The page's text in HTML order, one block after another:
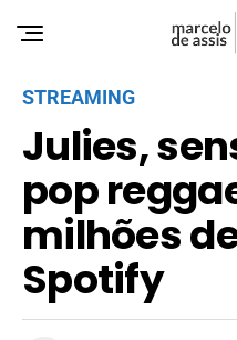
STREAMING
Julies,
pop
milhões
Spotify